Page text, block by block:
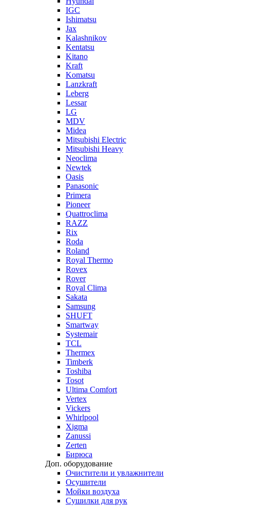
IGC
Ishimatsu
Jax
Kalashnikov
Kentatsu
Kitano
Kraft
Komatsu
Lanzkraft
Leberg
Lessar
LG
MDV
Midea
Mitsubishi Electric
Mitsubishi Heavy
Neoclima
Newtek
Oasis
Panasonic
Primera
Pioneer
Quattroclima
RAZZ
Rix
Roda
Roland
Royal Thermo
Rovex
Rover
Royal Clima
Sakata
Samsung
SHUFT
Smartway
Systemair
TCL
Thermex
Timberk
Toshiba
Tosot
Ultima Comfort
Vertex
Vickers
Whirlpool
Xigma
Zanussi
Zerten
Бирюса
Доп. оборудование
Очистители и увлажнители
Осушители
Мойки воздуха
Сушилки для рук